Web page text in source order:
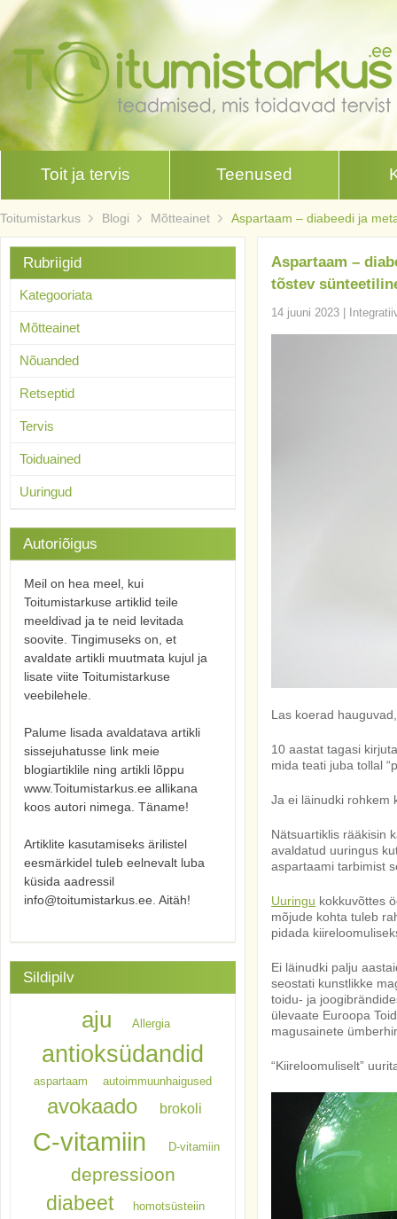
Toit ja tervis Teenused
Toitumistarkus Blogi Mõtteainet Aspartaam – diabeedi ja
Aspartaam –
tõstev
14 juuni 2023
Las koerad
10 aastat tagasi
mida teati juba tollal
Ja ei läinudki rohkem
Nätsuartiklis rääkisin
avaldatud uuringus
aspartaami tarbimist
Uuringu kokkuvõttes
mõjude kohta tuleb
pidada
Ei läinudki palju
seostati kunstlikke
toidu- ja
ülevaate Euroopa
magusainete
“Kiireloomuliselt”
Rubriigid
Kategooriata
Mõtteainet
Nõuanded
Retseptid
Tervis
Toiduained
Uuringud
Autoriõigus
Meil on hea meel, kui
Toitumistarkuse artiklid teile
meeldivad ja te neid levitada
soovite. Tingimuseks on, et
avaldate artikli muutmata kujul ja
lisate viite Toitumistarkuse
veebilehele.
Palume lisada avaldatava artikli
sissejuhatusse link meie
blogiartiklile ning artikli lõppu
www.Toitumistarkus.ee allikana
koos autori nimega. Täname!
Artiklite kasutamiseks ärilistel
eesmärkidel tuleb eelnevalt luba
küsida aadressil
info@toitumistarkus.ee. Aitäh!
Sildipilv
aju Allergia
antioksüdandid
aspartaam autoimmuunhaigused
avokaado brokoli
C-vitamiin D-vitamiin
depressioon
diabeet homotsüsteiin